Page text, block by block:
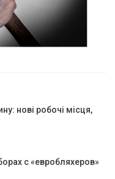
нові робочі місця,
с «евробляхеров»